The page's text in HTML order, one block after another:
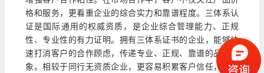
格和服务，更看重企业的综合实力和靠谱程度。三体系认
证是国际通用的权威资质，是企业综合管理能力、正规
性、专业性的有力证明。拥有三体系证书的企业，能够快
速打消客户的合作顾虑，传递专业、正规、靠谱的品牌形
象。相较于同行无资质企业，更容易积累客户信任，提升